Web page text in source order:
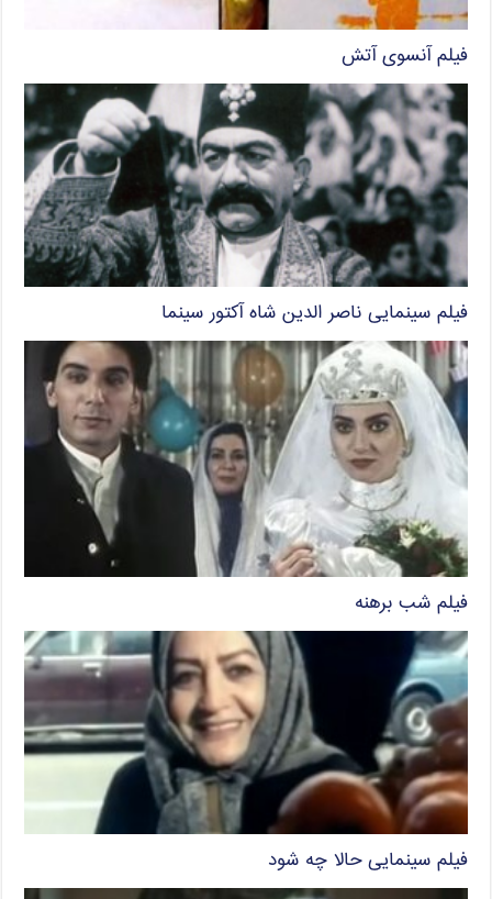
فیلم آنسوی آتش
فیلم سینمایی ناصر الدین شاه آکتور سینما
فیلم شب برهنه
فیلم سینمایی حالا چه شود